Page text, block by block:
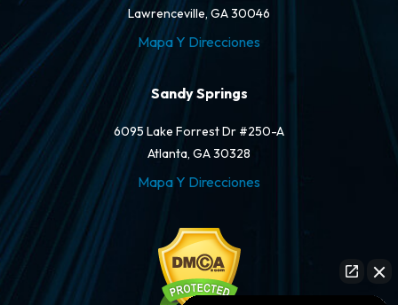
Lawrenceville, GA 30046
Mapa Y Direcciones
Sandy Springs
6095 Lake Forrest Dr #250-A
Atlanta, GA 30328
Mapa Y Direcciones